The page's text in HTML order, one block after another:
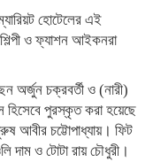
হোটেলের এই
ও ফ্যাশন আইকনরা
অর্জুন চক্রবর্তী ও (নারী)
হিসেবে পুরস্কৃত করা হয়েছে
আবীর চট্টোপাধ্যায়। ফিট
দাম ও টোটা রায় চৌধুরী।